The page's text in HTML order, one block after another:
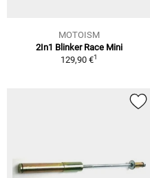
MOTOISM
2In1 Blinker Race Mini
129,90 €1